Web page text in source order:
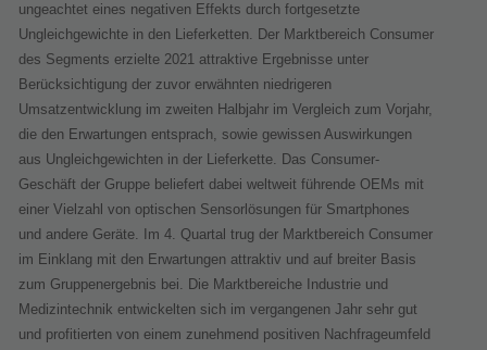
ungeachtet eines negativen Effekts durch fortgesetzte
Ungleichgewichte in den Lieferketten. Der Marktbereich Consumer
des Segments erzielte 2021 attraktive Ergebnisse unter
Berücksichtigung der zuvor erwähnten niedrigeren
Umsatzentwicklung im zweiten Halbjahr im Vergleich zum Vorjahr,
die den Erwartungen entsprach, sowie gewissen Auswirkungen
aus Ungleichgewichten in der Lieferkette. Das Consumer-
Geschäft der Gruppe beliefert dabei weltweit führende OEMs mit
einer Vielzahl von optischen Sensorlösungen für Smartphones
und andere Geräte. Im 4. Quartal trug der Marktbereich Consumer
im Einklang mit den Erwartungen attraktiv und auf breiter Basis
zum Gruppenergebnis bei. Die Marktbereiche Industrie und
Medizintechnik entwickelten sich im ver­gangenen Jahr sehr gut
und profitierten von einem zunehmend positiven Nachfrageumfeld